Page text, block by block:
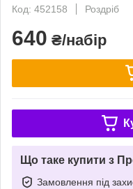
Код: 452158
Роздріб
640 ₴/набір
Що таке купити з
Замовлення під